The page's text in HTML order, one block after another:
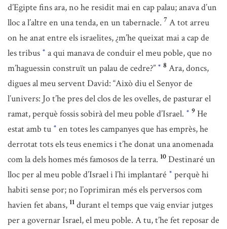
d’Egipte fins ara, no he residit mai en cap palau; anava d’un
lloc a l’altre en una tenda, en un tabernacle. 7 A tot arreu
on he anat entre els israelites, ¿m’he queixat mai a cap de
les tribus * a qui manava de conduir el meu poble, que no
m’haguessin construït un palau de cedre?” * 8 Ara, doncs,
digues al meu servent David: “Això diu el Senyor de
l’univers: Jo t’he pres del clos de les ovelles, de pasturar el
ramat, perquè fossis sobirà del meu poble d’Israel. * 9 He
estat amb tu * en totes les campanyes que has emprès, he
derrotat tots els teus enemics i t’he donat una anomenada
com la dels homes més famosos de la terra. 10 Destinaré un
lloc per al meu poble d’Israel i l’hi implantaré * perquè hi
habiti sense por; no l’oprimiran més els perversos com
havien fet abans, 11 durant el temps que vaig enviar jutges
per a governar Israel, el meu poble. A tu, t’he fet reposar de